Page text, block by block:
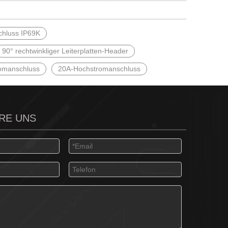
IP69K
90° rechtwinkliger Leiterplatten-Header
20A-Hochstromanschluss
UNS